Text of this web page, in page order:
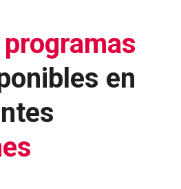
programas
en